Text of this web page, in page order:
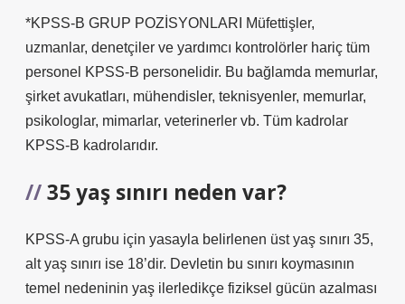
*KPSS-B GRUP POZİSYONLARI Müfettişler,
uzmanlar, denetçiler ve yardımcı kontrolörler hariç tüm
personel KPSS-B personelidir. Bu bağlamda memurlar,
şirket avukatları, mühendisler, teknisyenler, memurlar,
psikologlar, mimarlar, veterinerler vb. Tüm kadrolar
KPSS-B kadrolarıdır.
35 yaş sınırı neden var?
KPSS-A grubu için yasayla belirlenen üst yaş sınırı 35,
alt yaş sınırı ise 18’dir. Devletin bu sınırı koymasının
temel nedeninin yaş ilerledikçe fiziksel gücün azalması